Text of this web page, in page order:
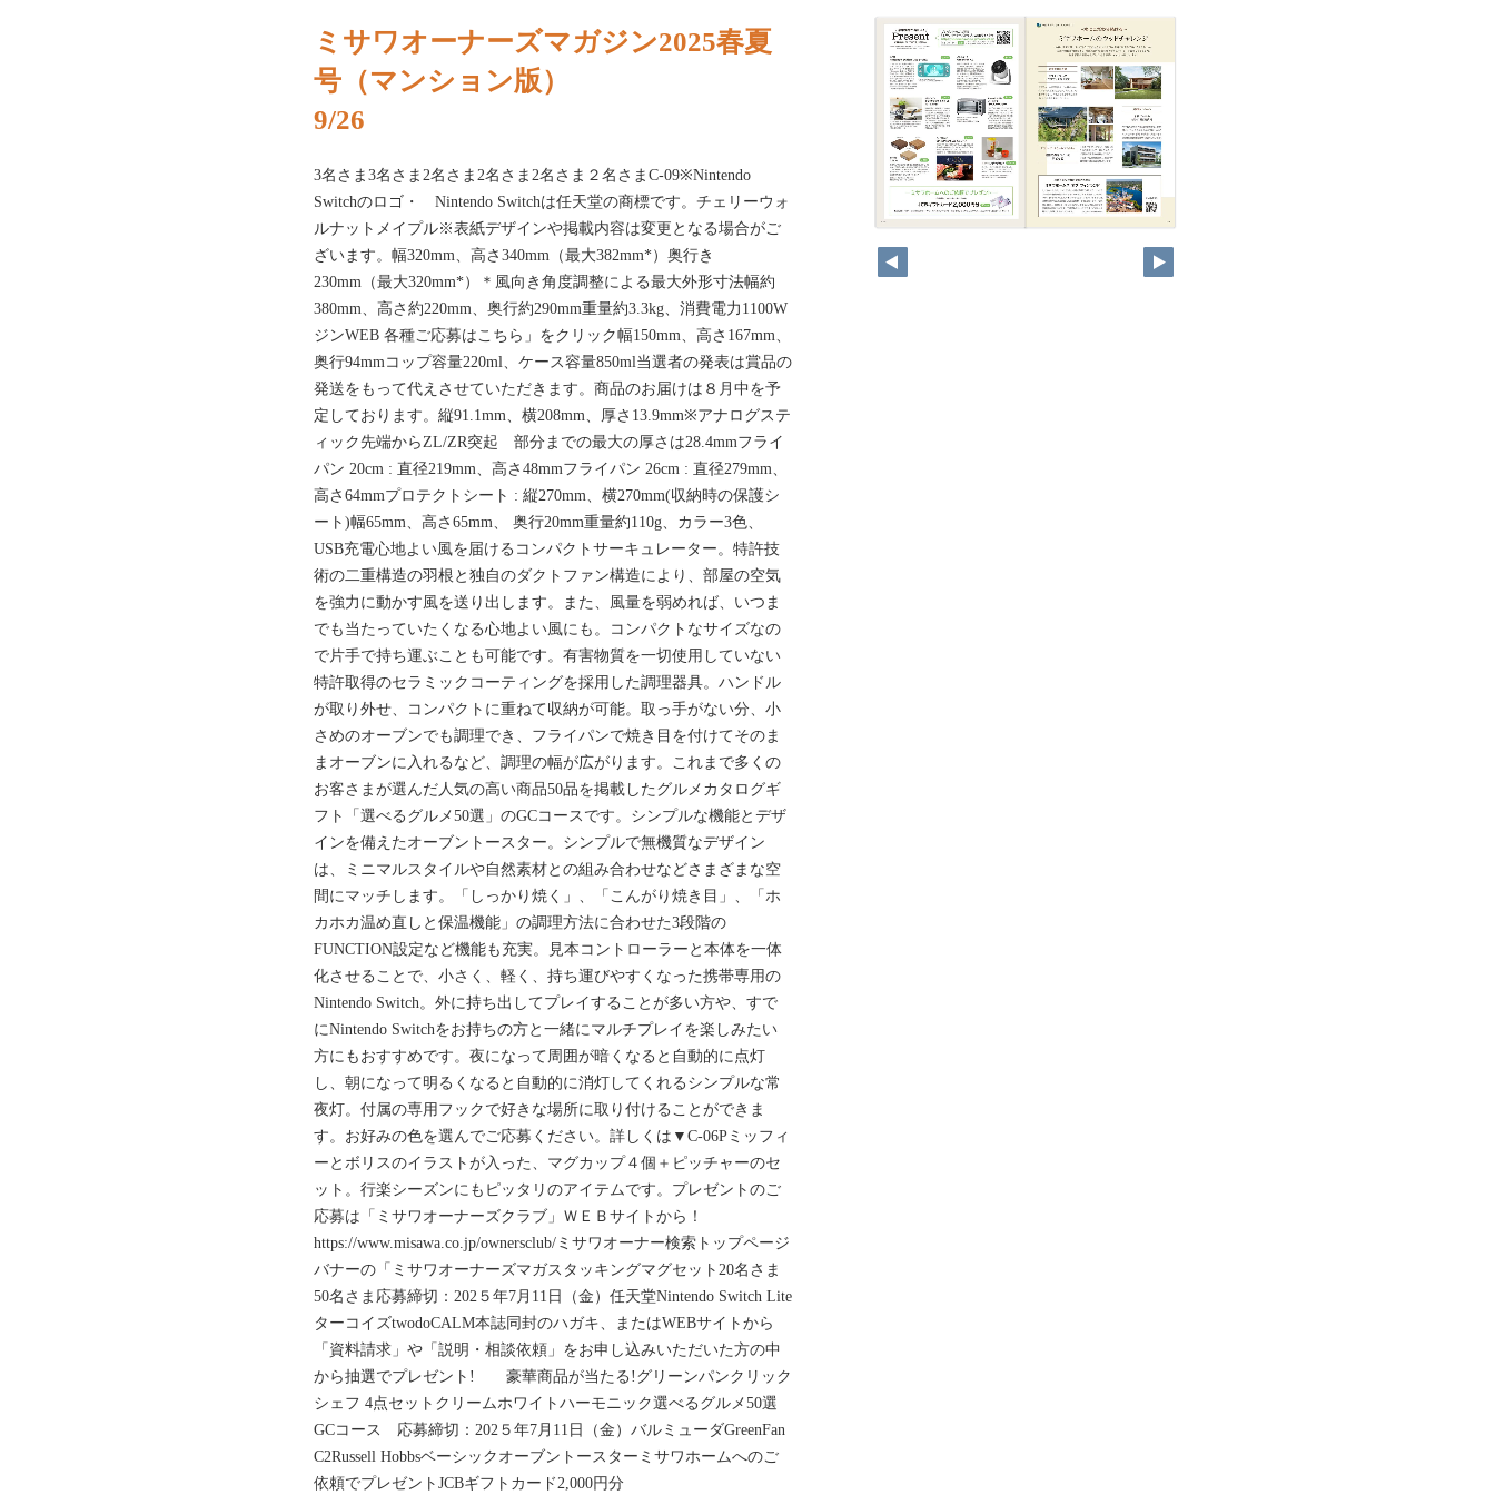
ミサワオーナーズマガジン2025春夏
号（マンション版）
9/26
3名さま3名さま2名さま2名さま2名さま２名さまC-09※Nintendo
Switchのロゴ・ Nintendo Switchは任天堂の商標です。チェリーウォ
ルナットメイプル※表紙デザインや掲載内容は変更となる場合がご
ざいます。幅320mm、高さ340mm（最大382mm*）奥行き
230mm（最大320mm*）＊風向き角度調整による最大外形寸法幅約
380mm、高さ約220mm、奥行約290mm重量約3.3kg、消費電力1100W
ジンWEB 各種ご応募はこちら」をクリック幅150mm、高さ167mm、
奥行94mmコップ容量220ml、ケース容量850ml当選者の発表は賞品の
発送をもって代えさせていただきます。商品のお届けは８月中を予
定しております。縦91.1mm、横208mm、厚さ13.9mm※アナログステ
ィック先端からZL/ZR突起 部分までの最大の厚さは28.4mmフライ
パン 20cm : 直径219mm、高さ48mmフライパン 26cm : 直径279mm、
高さ64mmプロテクトシート : 縦270mm、横270mm(収納時の保護シ
ート)幅65mm、高さ65mm、 奥行20mm重量約110g、カラー3色、
USB充電心地よい風を届けるコンパクトサーキュレーター。特許技
術の二重構造の羽根と独自のダクトファン構造により、部屋の空気
を強力に動かす風を送り出します。また、風量を弱めれば、いつま
でも当たっていたくなる心地よい風にも。コンパクトなサイズなの
で片手で持ち運ぶことも可能です。有害物質を一切使用していない
特許取得のセラミックコーティングを採用した調理器具。ハンドル
が取り外せ、コンパクトに重ねて収納が可能。取っ手がない分、小
さめのオーブンでも調理でき、フライパンで焼き目を付けてそのま
まオーブンに入れるなど、調理の幅が広がります。これまで多くの
お客さまが選んだ人気の高い商品50品を掲載したグルメカタログギ
フト「選べるグルメ50選」のGCコースです。シンプルな機能とデザ
インを備えたオーブントースター。シンプルで無機質なデザイン
は、ミニマルスタイルや自然素材との組み合わせなどさまざまな空
間にマッチします。「しっかり焼く」、「こんがり焼き目」、「ホ
カホカ温め直しと保温機能」の調理方法に合わせた3段階の
FUNCTION設定など機能も充実。見本コントローラーと本体を一体
化させることで、小さく、軽く、持ち運びやすくなった携帯専用の
Nintendo Switch。外に持ち出してプレイすることが多い方や、すで
にNintendo Switchをお持ちの方と一緒にマルチプレイを楽しみたい
方にもおすすめです。夜になって周囲が暗くなると自動的に点灯
し、朝になって明るくなると自動的に消灯してくれるシンプルな常
夜灯。付属の専用フックで好きな場所に取り付けることができま
す。お好みの色を選んでご応募ください。詳しくは▼C-06Pミッフィ
ーとボリスのイラストが入った、マグカップ４個＋ピッチャーのセ
ット。行楽シーズンにもピッタリのアイテムです。プレゼントのご
応募は「ミサワオーナーズクラブ」ＷＥＢサイトから！
https://www.misawa.co.jp/ownersclub/ミサワオーナー検索トップページ
バナーの「ミサワオーナーズマガスタッキングマグセット20名さま
50名さま応募締切：202５年7月11日（金）任天堂Nintendo Switch Lite
ターコイズtwodoCALM本誌同封のハガキ、またはWEBサイトから
「資料請求」や「説明・相談依頼」をお申し込みいただいた方の中
から抽選でプレゼント! 豪華商品が当たる!グリーンパンクリック
シェフ 4点セットクリームホワイトハーモニック選べるグルメ50選
GCコース 応募締切：202５年7月11日（金）バルミューダGreenFan
C2Russell Hobbsベーシックオーブントースターミサワホームへのご
依頼でプレゼントJCBギフトカード2,000円分